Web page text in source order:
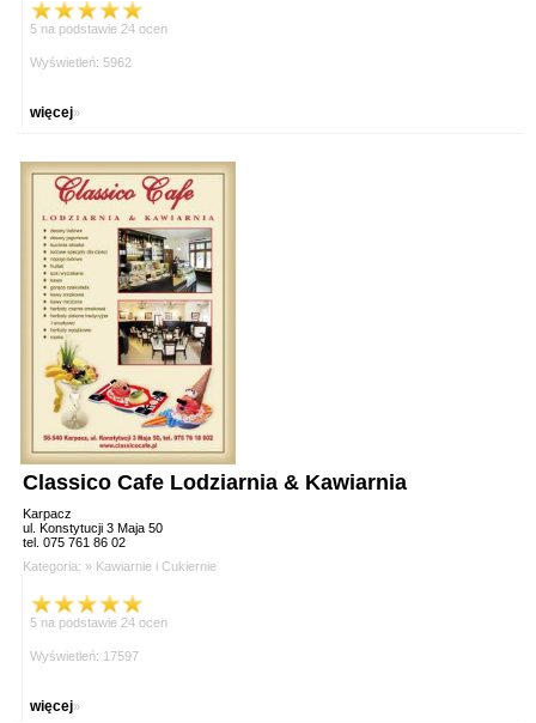
5 na podstawie 24 ocen
Wyświetleń: 5962
więcej»
Classico Cafe Lodziarnia & Kawiarnia
Karpacz
ul. Konstytucji 3 Maja 50
tel. 075 761 86 02
Kategoria: » Kawiarnie i Cukiernie
5 na podstawie 24 ocen
Wyświetleń: 17597
więcej»